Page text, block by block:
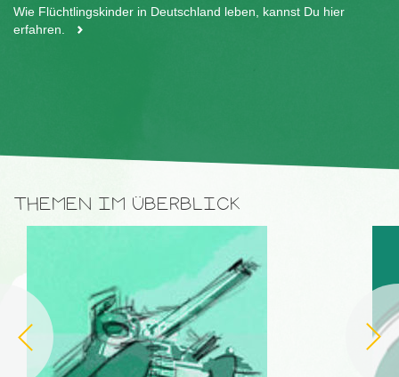
Wie Flüchtlingskinder in Deutschland leben, kannst Du hier
erfahren.
THEMEN IM ÜBERBLICK